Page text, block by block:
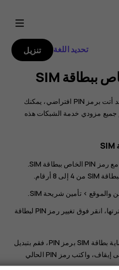
تحديد اللغة تنزيل
إذا كانت بطاقة SIM الخاصة بك قد أتت برمز PIN افتراضي، يمكنك
جميع مزودي خدمة الشبكات هذه
يمكنك اختيار الأرقام المستخدمة مع رمز PIN الخاص ببطاقة SIM.
والموقع >تأمين شريحة SIM
.
تغيير رمز PIN‎ لبطاقة
إذا كنت لا تريد حماية بطاقة SIM برمز PIN، فقم بتبديل
إيقاف
، واكتب رمز PIN الحالي